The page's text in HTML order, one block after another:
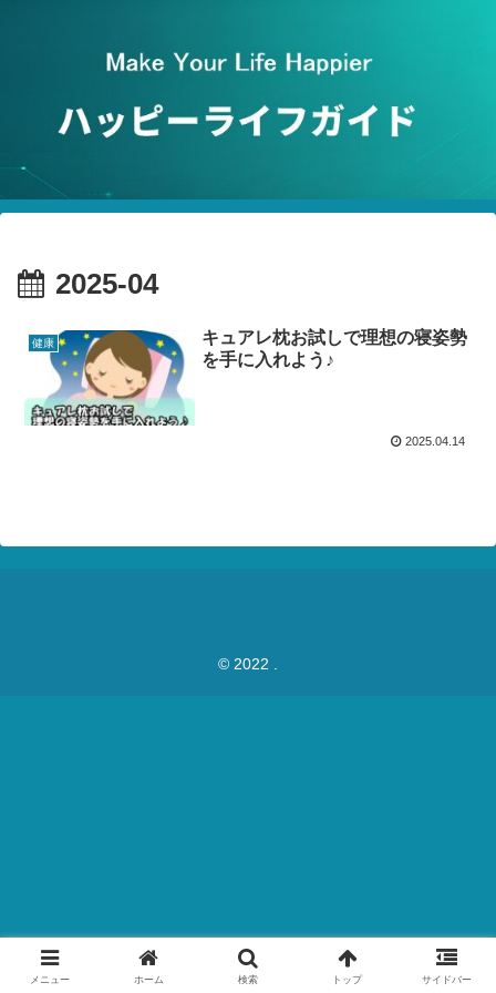
2025-04
健康
キュアレ枕お試しで理想の寝姿勢
を手に入れよう♪
2025.04.14
© 2022 .
メニュー ホーム 検索 トップ サイドバー